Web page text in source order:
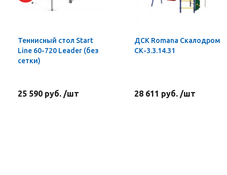
Теннисный стол Start
Line 60-720 Leader (без
сетки)
25 590 руб. /шт
ДСК Romana Скалодром
СК-3.3.14.31
28 611 руб. /шт